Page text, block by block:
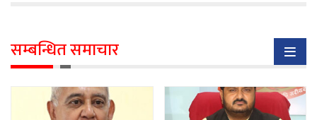
सम्बन्धित समाचार